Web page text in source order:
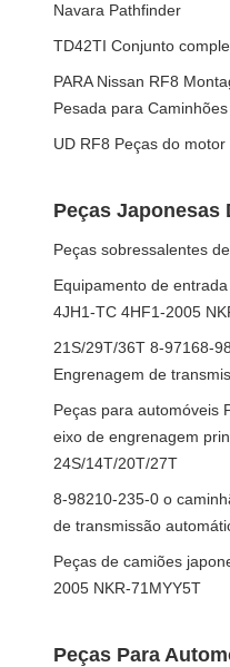
Navara Pathfinder
TD42TI Conjunto
PARA Nissan RF8
Pesada para
UD RF8 Peças do motor
Peças Japonesas
Peças sobressalentes
Equipamento de
4JH1-TC 4HF1-2005
21S/29T/36T 8-97168-
Engrenagem de
Peças para automóveis
eixo de engrenagem
24S/14T/20T/27T
8-98210-235-0 o
de transmissão
Peças de camiões
2005 NKR-71MYY5T
Peças Para